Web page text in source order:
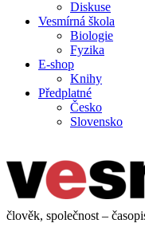
Diskuse
Vesmírná škola
Biologie
Fyzika
E-shop
Knihy
Předplatné
Česko
Slovensko
člověk, společnost –